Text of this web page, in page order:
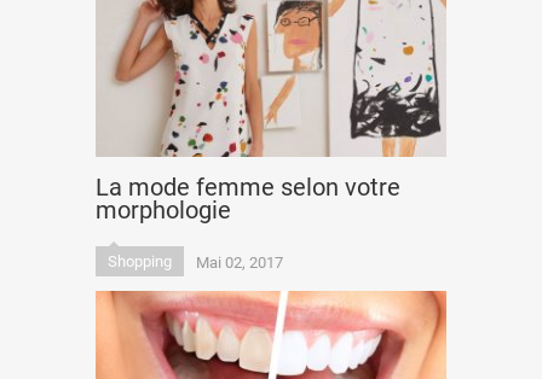
La mode femme selon votre
morphologie
Shopping Mai 02, 2017